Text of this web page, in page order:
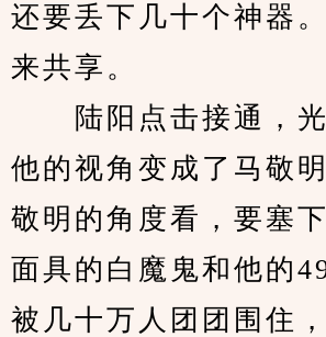
还要丢下几十个神器
来共享。
陆阳点击接通，光
他的视角变成了马敬
敬明的角度看，要塞
面具的白魔鬼和他的
被几十万人团团围住